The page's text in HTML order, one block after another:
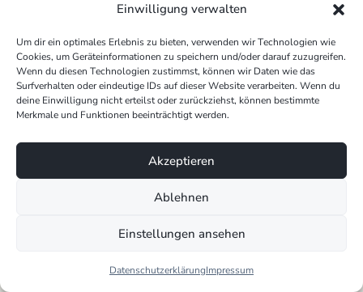
Einwilligung verwalten
Um dir ein optimales Erlebnis zu bieten, verwenden wir Technologien wie
Cookies, um Geräteinformationen zu speichern und/oder darauf zuzugreifen.
Wenn du diesen Technologien zustimmst, können wir Daten wie das
Surfverhalten oder eindeutige IDs auf dieser Website verarbeiten. Wenn du
deine Einwilligung nicht erteilst oder zurückziehst, können bestimmte
Merkmale und Funktionen beeinträchtigt werden.
Akzeptieren
Ablehnen
Einstellungen ansehen
DatenschutzerklärungImpressum
von kleinen Unternehmen bis zu großen
Konzernen genutzt werden, um die
Kundenkommunikationzu verbessern.
Wie man Zugang zur WhatsApp Business API erhält:
Um Zugang zurWhatsApp Business API
müssen Unternehmen einige Schritte befolgen:
Registrierung bei einem WhatsApp Business
: Unternehmen müssen sich bei
(BSP) registrieren. BSPs bieten den Zugang zur
Integration: Nach der Registrierung und